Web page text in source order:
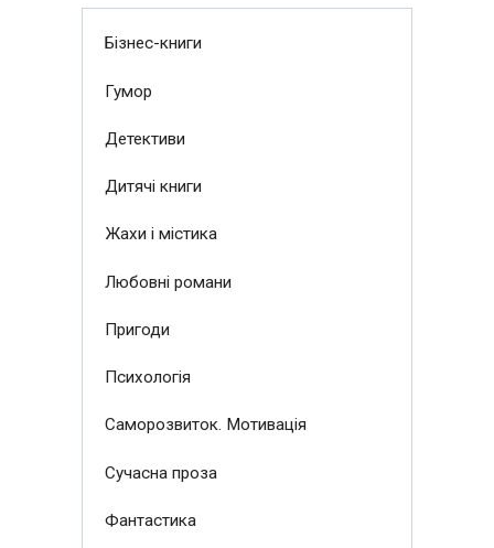
Бізнес-книги
Гумор
Детективи
Дитячі книги
Жахи і містика
Любовні романи
Пригоди
Психологія
Саморозвиток. Мотивація
Сучасна проза
Фантастика